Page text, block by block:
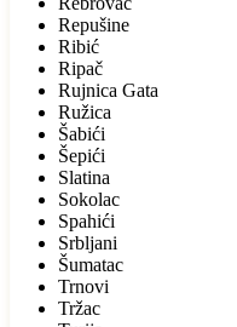
Repušine
Ribić
Ripač
Rujnica Gata
Ružica
Šabići
Šepići
Slatina
Sokolac
Spahići
Srbljani
Šumatac
Trnovi
Tržac